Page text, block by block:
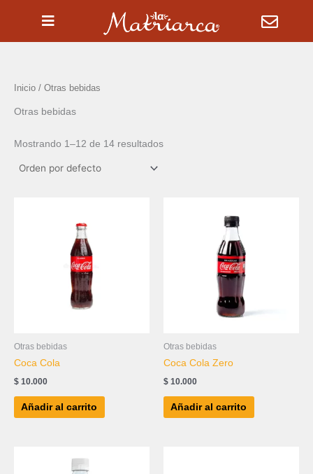
Inicio / Otras bebidas
Otras bebidas
Mostrando 1–12 de 14 resultados
Otras bebidas
Coca Cola
$ 10.000
Añadir al carrito
Otras bebidas
Coca Cola Zero
$ 10.000
Añadir al carrito